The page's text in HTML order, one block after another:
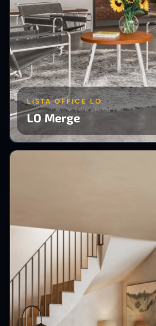
LISTA OFFICE LO
LO Merge